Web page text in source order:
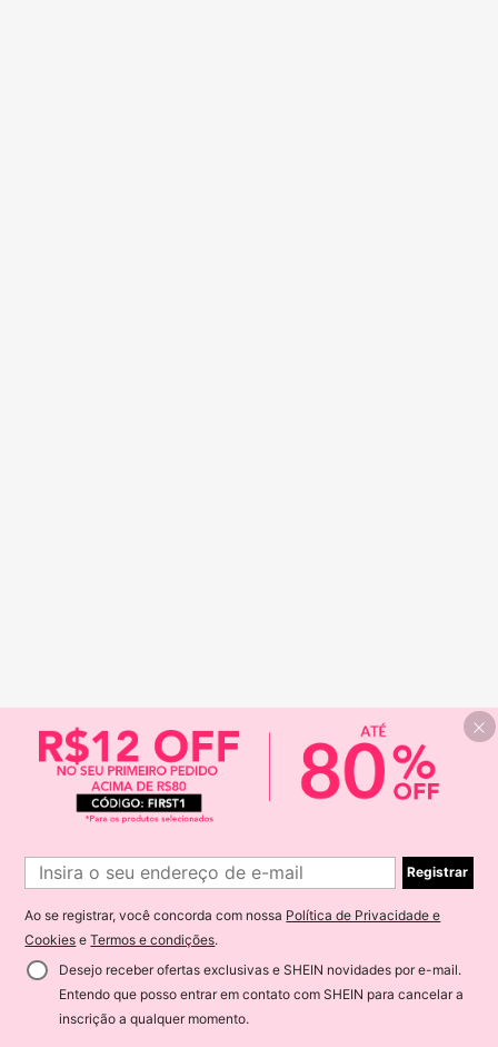
Registrar
Ao se registrar, você concorda com nossa Política de Privacidade e
Cookies eTermos e condições.
Desejo receber ofertas exclusivas e SHEIN novidades por e-mail.
Entendo que posso entrar em contato com SHEIN para cancelar a
inscrição a qualquer momento.